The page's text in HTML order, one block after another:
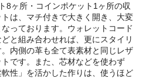
8ヶ所・コインポケット1ヶ所の収
は、マチ付きで大きく開き、大変
っております。ウォレットコード
と組み合わせれば、更にスタイリ
内側の革も全て表素材と同じレザ
です。また、芯材などを使わず
性」を活かした作りは、使うほど